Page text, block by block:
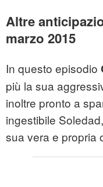
Altre
marzo 2015
In questo episodio
più la sua
inoltre pronto a
ingestibile
sua vera e propria